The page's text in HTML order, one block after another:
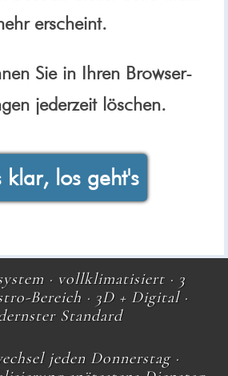
erscheint.
Sie in Ihren Browser-
jederzeit löschen.
klar, los geht's
· vollklimatisiert · 3
Bereich · 3D + Digital ·
Standard
jeden Donnerstag ·